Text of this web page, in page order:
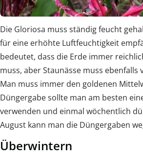
Die Gloriosa muss ständig feucht
für eine erhöhte Luftfeuchtigkeit
bedeutet, dass die Erde immer
muss, aber Staunässe muss ebenfalls
Man muss immer den goldenen
Düngergabe sollte man am besten
verwenden und einmal wöchentlich
August kann man die Düngergaben
Überwintern